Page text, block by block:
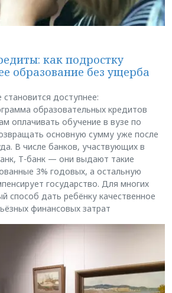
как подростку
образование без ущерба
доступнее:
образовательных кредитов
оплачивать обучение в вузе по
основную сумму уже после
В числе банков, участвующих в
Т-банк — они выдают такие
3% годовых, а остальную
государство. Для многих
способ дать ребёнку качественное
финансовых затрат